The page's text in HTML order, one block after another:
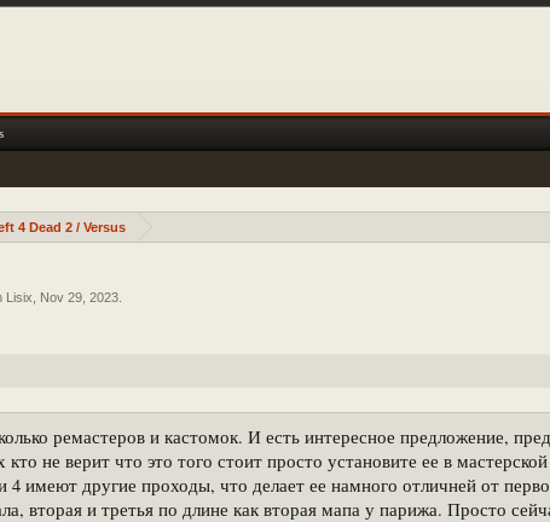
4 Dead 2 / Versus
Lisix Nov 29, 2023
ремастеров и кастомок. И есть интересное предложение,
кто не верит что это того стоит просто установите ее в
4 имеют другие проходы, что делает ее намного отличней от
вторая и третья по длине как вторая мапа у парижа. Просто